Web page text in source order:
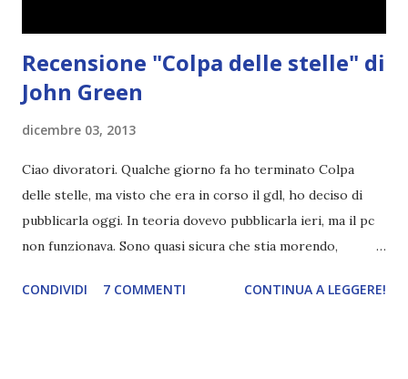
Recensione "Colpa delle stelle" di
John Green
dicembre 03, 2013
Ciao divoratori. Qualche giorno fa ho terminato Colpa
delle stelle, ma visto che era in corso il gdl, ho deciso di
pubblicarla oggi. In teoria dovevo pubblicarla ieri, ma il pc
non funzionava. Sono quasi sicura che stia morendo,
ha seguito le varie tappe del gruppo di lettura, sa più o
CONDIVIDI 7 COMMENTI CONTINUA A LEGGERE!